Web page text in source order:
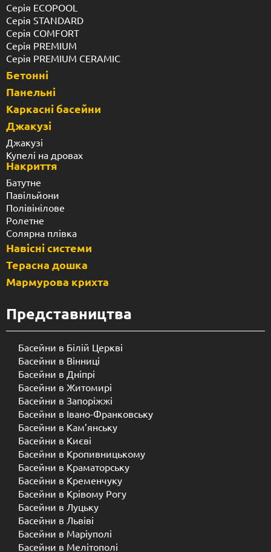
Серія ECOPOOL
Серія STANDARD
Серія COMFORT
Серія PREMIUM
Серія PREMIUM CERAMIC
Бетонні
Панельні
Каркасні басейни
Джакузі
Джакузі
Купелі на дровах
Накриття
Батутне
Павільйони
Полівінілове
Ролетне
Солярна плівка
Навісні системи
Терасна дошка
Мармурова крихта
Представництва
Басейни в Білій Церкві
Басейни в Вінниці
Басейни в Дніпрі
Басейни в Житомирі
Басейни в Запоріжжі
Басейни в Івано-Франковську
Басейни в Кам’янську
Басейни в Києві
Басейни в Кропивницькому
Басейни в Краматорську
Басейни в Кременчуку
Басейни в Крівому Рогу
Басейни в Луцьку
Басейни в Львіві
Басейни в Маріуполі
Басейни в Мелітополі